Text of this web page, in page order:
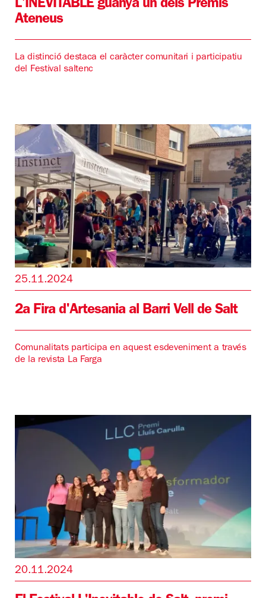
L'INEVITABLE guanya un dels Premis
Ateneus
La distinció destaca el caràcter comunitari i participatiu
del Festival saltenc
25.11.2024
2a Fira d'Artesania al Barri Vell de Salt
Comunalitats participa en aquest esdeveniment a través
de la revista La Farga
20.11.2024